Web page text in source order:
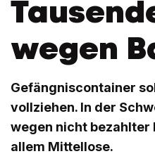
wegen
Gefängniscontainer
vollziehen. In der
wegen nicht bezahlter
allem Mittellose.